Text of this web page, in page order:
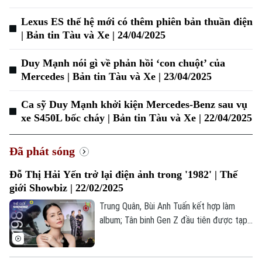
Lexus ES thế hệ mới có thêm phiên bản thuần điện
| Bản tin Tàu và Xe | 24/04/2025
Duy Mạnh nói gì về phản hồi ‘con chuột’ của
Mercedes | Bản tin Tàu và Xe | 23/04/2025
Ca sỹ Duy Mạnh khởi kiện Mercedes-Benz sau vụ
xe S450L bốc cháy | Bản tin Tàu và Xe | 22/04/2025
Đã phát sóng
Đỗ Thị Hải Yến trở lại điện ảnh trong '1982' | Thế
giới Showbiz | 22/02/2025
Trung Quân, Bùi Anh Tuấn kết hợp làm
album; Tân binh Gen Z đầu tiên được tạp